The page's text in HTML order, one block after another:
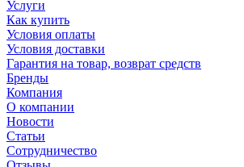
Услуги
Как купить
Условия оплаты
Условия доставки
Гарантия на товар, возврат средств
Бренды
Компания
О компании
Новости
Статьи
Сотрудничество